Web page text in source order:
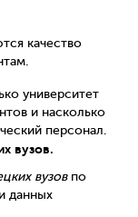
качество
университет
и насколько
персонал.
вузов.
вузовпо
данных